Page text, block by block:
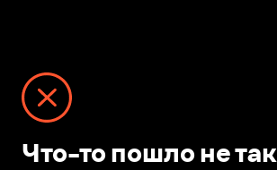
Что-то пошло не так